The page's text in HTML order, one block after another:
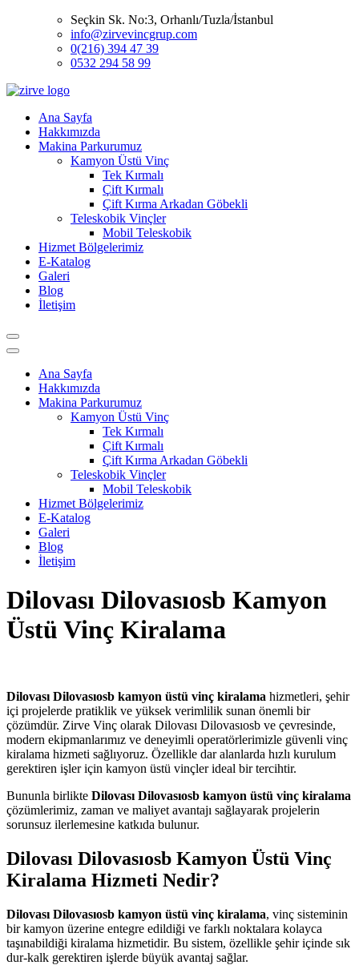
Seçkin Sk. No:3, Orhanlı/Tuzla/İstanbul
info@zirvevincgrup.com
0(216) 394 47 39
0532 294 58 99
Ana Sayfa
Hakkımızda
Makina Parkurumuz
Kamyon Üstü Vinç
Tek Kırmalı
Çift Kırmalı
Çift Kırma Arkadan Göbekli
Teleskobik Vinçler
Mobil Teleskobik
Hizmet Bölgelerimiz
E-Katalog
Galeri
Blog
İletişim
Ana Sayfa
Hakkımızda
Makina Parkurumuz
Kamyon Üstü Vinç
Tek Kırmalı
Çift Kırmalı
Çift Kırma Arkadan Göbekli
Teleskobik Vinçler
Mobil Teleskobik
Hizmet Bölgelerimiz
E-Katalog
Galeri
Blog
İletişim
Dilovası Dilovasıosb Kamyon
Üstü Vinç Kiralama
Dilovası Dilovasıosb kamyon üstü vinç kiralama hizmetleri, şehir
içi projelerde pratiklik ve yüksek verimlilik sunan önemli bir
çözümdür. Zirve Vinç olarak Dilovası Dilovasıosb ve çevresinde,
modern ekipmanlarımız ve deneyimli operatörlerimizle güvenli vinç
kiralama hizmeti sağlıyoruz. Özellikle dar alanlarda hızlı kurulum
gerektiren işler için kamyon üstü vinçler ideal bir tercihtir.
Bununla birlikte Dilovası Dilovasıosb kamyon üstü vinç kiralama
çözümlerimiz, zaman ve maliyet avantajı sağlayarak projelerin
sorunsuz ilerlemesine katkıda bulunur.
Dilovası Dilovasıosb Kamyon Üstü Vinç
Kiralama Hizmeti Nedir?
Dilovası Dilovasıosb kamyon üstü vinç kiralama, vinç sisteminin
bir kamyon üzerine entegre edildiği ve farklı noktalara kolayca
taşınabildiği kiralama hizmetidir. Bu sistem, özellikle şehir içinde sık
dur-kalk gerektiren işlerde büyük avantaj sağlar.